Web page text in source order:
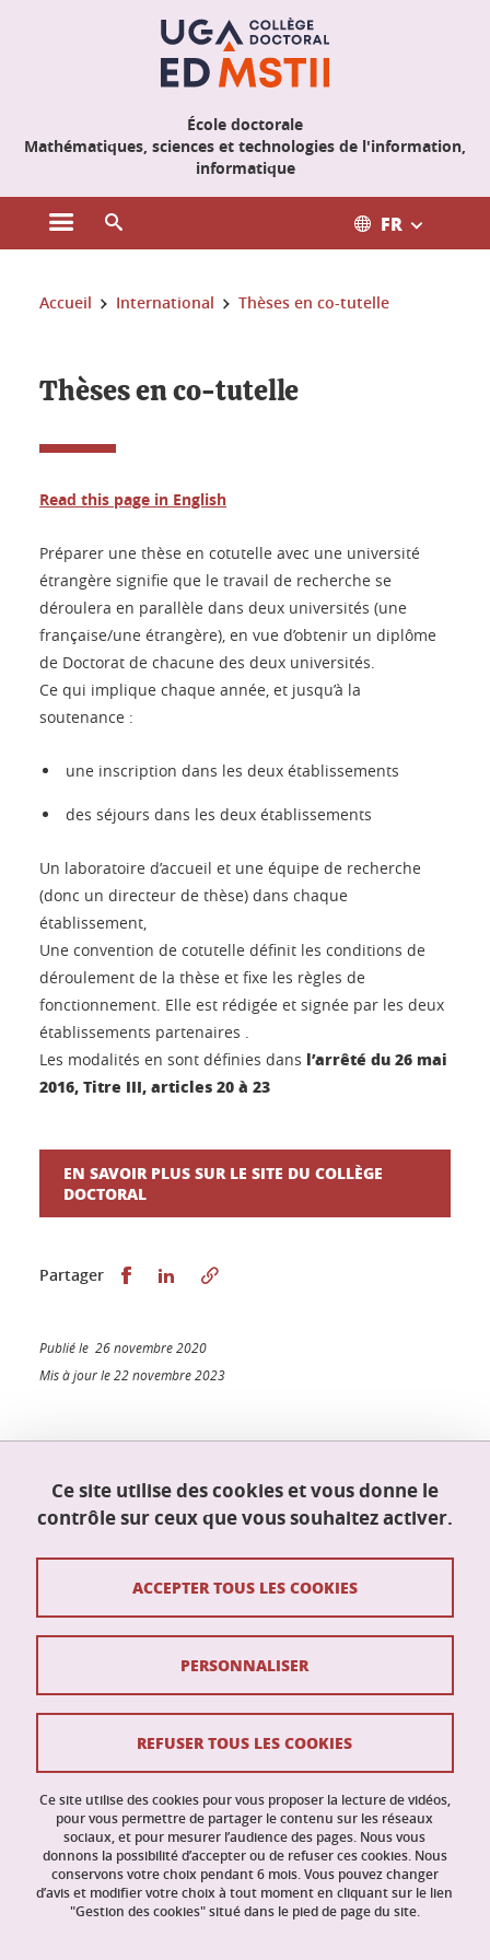
Ce site utilise des cookies et vous donne le
contrôle sur ceux que vous souhaitez activer.
Ce site utilise des cookies pour vous proposer la lecture de vidéos,
pour vous permettre de partager le contenu sur les réseaux
sociaux, et pour mesurer l’audience des pages. Nous vous
donnons la possibilité d’accepter ou de refuser ces cookies. Nous
conservons votre choix pendant 6 mois. Vous pouvez changer
d’avis et modifier votre choix à tout moment en cliquant sur le lien
"Gestion des cookies" situé dans le pied de page du site.
ACCEPTER TOUS LES COOKIES
REFUSER TOUS LES COOKIES
PERSONNALISER
École doctorale
Mathématiques, sciences et technologies de l'information,
informatique
Ouvrir le menu principal FR
Vous êtes ici :
Accueil International Thèses en co-tutelle
Thèses en co-tutelle
Read this page in English
Préparer une thèse en cotutelle avec une université
étrangère signifie que le travail de recherche se
déroulera en parallèle dans deux universités (une
française/une étrangère), en vue d’obtenir un diplôme
de Doctorat de chacune des deux universités.
Ce qui implique chaque année, et jusqu’à la
soutenance :
une inscription dans les deux établissements
des séjours dans les deux établissements
Un laboratoire d’accueil et une équipe de recherche
(donc un directeur de thèse) dans chaque
établissement,
Une convention de cotutelle définit les conditions de
déroulement de la thèse et fixe les règles de
fonctionnement. Elle est rédigée et signée par les deux
établissements partenaires .
Les modalités en sont définies dans l’arrêté du 26 mai
2016, Titre III, articles 20 à 23
EN SAVOIR PLUS SUR LE SITE DU COLLÈGE
DOCTORAL
Partager Partager sur Facebook
Partager sur LinkedIn
Publié le 26 novembre 2020
Mis à jour le 22 novembre 2023
École doctorale Mathématiques, sciences et
technologies de l'information, informatique
(MSTII)
38400 Saint-Martin-d'Hères
France
Crédits
Mentions légales
Données personnelles
Gestion des cookies